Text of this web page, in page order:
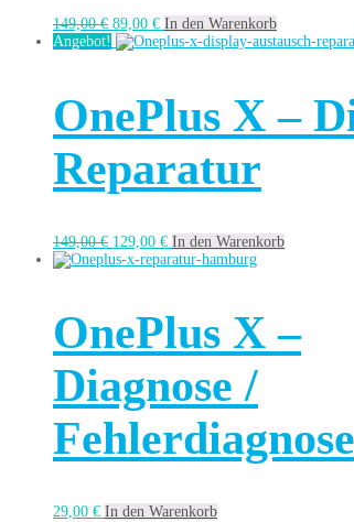
149,00€ 89,00 € In den Warenkorb
Angebot!
OnePlus X –
Reparatur
149,00€ 129,00 € In den Warenkorb
OnePlus X –
Diagnose /
Fehlerdiagnose
29,00 € In den Warenkorb